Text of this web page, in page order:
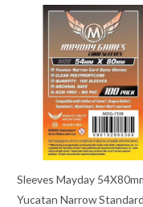
Sleeves Mayday
Yucatan Narrow